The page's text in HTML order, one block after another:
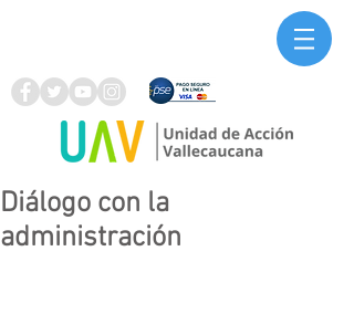
Diálogo con la
administración